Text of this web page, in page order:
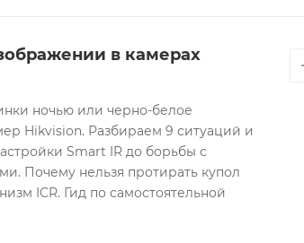
в камерах
ночью или черно-белое
Hikvision. Разбираем 9 ситуаций и
Smart IR до борьбы с
Почему нельзя протирать купол
ICR. Гид по самостоятельной